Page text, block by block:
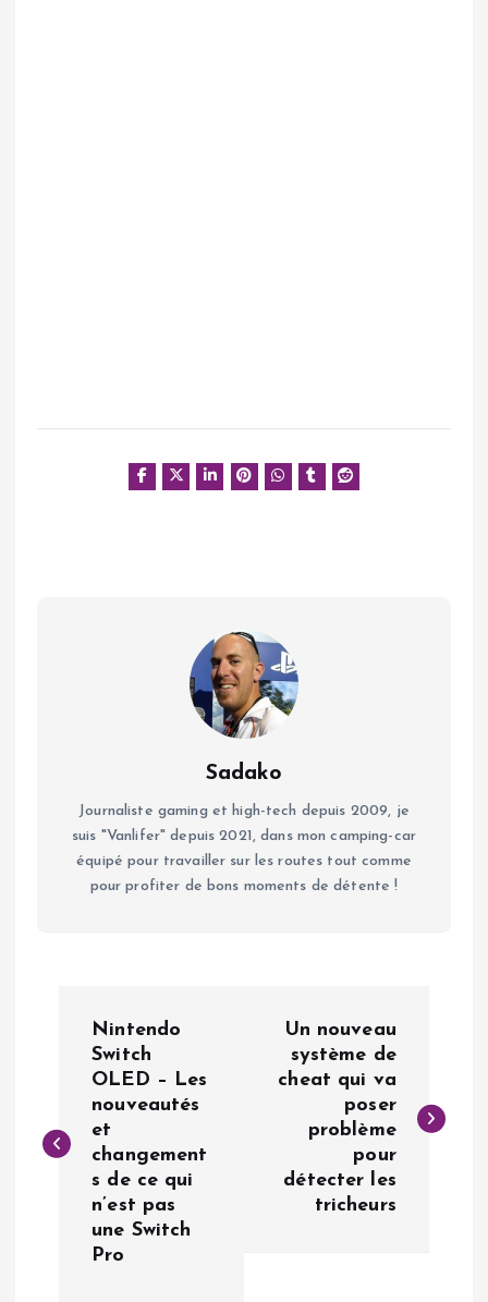
Sadako
Journaliste gaming et high-tech depuis 2009, je
suis "Vanlifer" depuis 2021, dans mon camping-car
équipé pour travailler sur les routes tout comme
pour profiter de bons moments de détente !
v
Nintendo
Switch
OLED – Les
nouveautés
et
changement
s de ce qui
n’est pas
une Switch
Pro
Un nouveau
système de
cheat qui va
poser
problème
pour
détecter les
tricheurs